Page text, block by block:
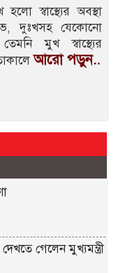
স্বাস্থ্যের অবস্থা
দুঃখসহ যেকোনো
মুখ স্বাস্থ্যের
আরো পড়ুন..
গেলেন মুখ্যমন্ত্রী